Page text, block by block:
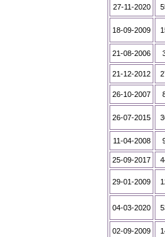
27-11-2020
18-09-2009
21-08-2006
21-12-2012
26-10-2007
26-07-2015
11-04-2008
25-09-2017
29-01-2009
04-03-2020
02-09-2009